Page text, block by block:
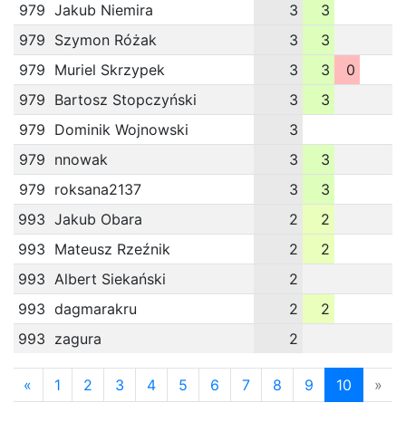
979 Jakub Niemira 3
3
979 Szymon Różak 3
3
979 Muriel Skrzypek 3 3
0
979 Bartosz Stopczyński 3
3
979 Dominik Wojnowski
3
979 nnowak 3
3
979 roksana2137 3
3
993 Jakub Obara 2
2
993 Mateusz Rzeźnik 2
2
993 Albert Siekański
2
993 dagmarakru 2
2
993 zagura 2
« 1 2 3 4 5 6 7 8 9 10 »